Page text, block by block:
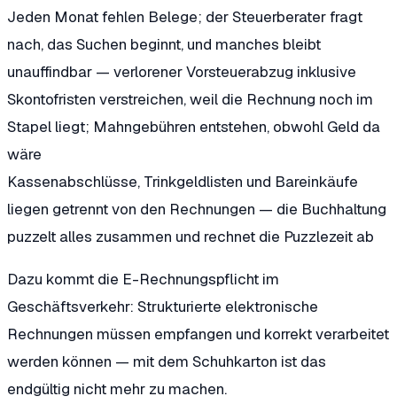
Jeden Monat fehlen Belege; der Steuerberater fragt
nach, das Suchen beginnt, und manches bleibt
unauffindbar — verlorener Vorsteuerabzug inklusive
Skontofristen verstreichen, weil die Rechnung noch im
Stapel liegt; Mahngebühren entstehen, obwohl Geld da
wäre
Kassenabschlüsse, Trinkgeldlisten und Bareinkäufe
liegen getrennt von den Rechnungen — die Buchhaltung
puzzelt alles zusammen und rechnet die Puzzlezeit ab
Dazu kommt die E-Rechnungspflicht im
Geschäftsverkehr: Strukturierte elektronische
Rechnungen müssen empfangen und korrekt verarbeitet
werden können — mit dem Schuhkarton ist das
endgültig nicht mehr zu machen.